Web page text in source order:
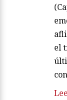
el